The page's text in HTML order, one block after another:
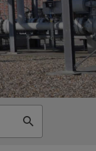
search